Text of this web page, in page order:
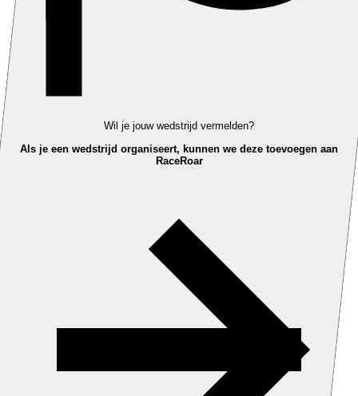
Wil je jouw wedstrijd vermelden?
Als je een wedstrijd organiseert, kunnen we deze toevoegen aan
RaceRoar